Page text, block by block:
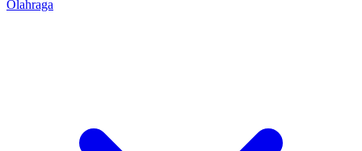
Olahraga